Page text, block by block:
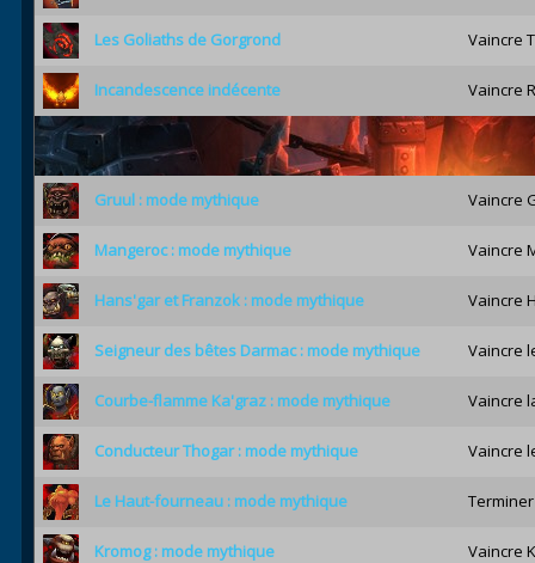
Les Goliaths de Gorgrond Vaincre
Incandescence indécente Vaincre
Gruul : mode mythique Vaincre
Mangeroc : mode mythique Vaincre
Hans'gar et Franzok : mode mythique Vaincre
Seigneur des bêtes Darmac : mode mythique Vaincre
Courbe-flamme Ka'graz : mode mythique Vaincre
Conducteur Thogar : mode mythique Vaincre
Le Haut-fourneau : mode mythique
Kromog : mode mythique Vaincre